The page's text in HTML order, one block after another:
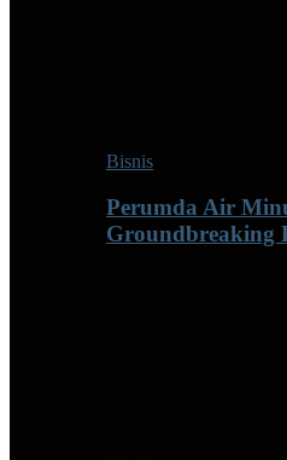
Bisnis
Perumda Air
Groundbreaking